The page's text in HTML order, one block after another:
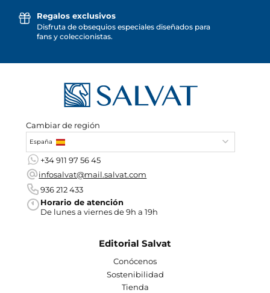
Regalos exclusivos
Disfruta de obsequios especiales diseñados para
fans y coleccionistas.
Cambiar de región
España
+34 911 97 56 45
infosalvat@mail.salvat.com
936 212 433
Horario de atención
De lunes a viernes de 9h a 19h
Editorial Salvat
Conócenos
Sostenibilidad
Tienda